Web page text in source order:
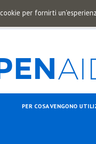
per fornirti
PER COSA VENGONO